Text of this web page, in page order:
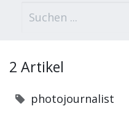
2 Artikel
photojournalist